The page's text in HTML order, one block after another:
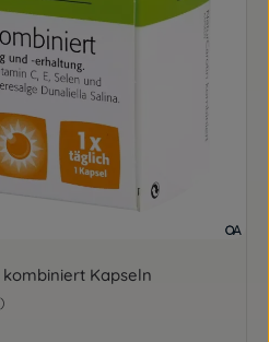
kombiniert Kapseln